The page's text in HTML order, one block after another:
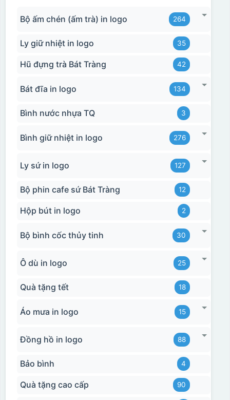
Hộp xi ly sứ
Bộ ấm chén (ấm trà) in logo 264
Ly giữ nhiệt in logo 35
Hũ đựng trà Bát Tràng 42
Bát đĩa in logo 134
Bình nước nhựa TQ 3
Bình giữ nhiệt in logo 276
Ly sứ in logo 127
Bộ phin cafe sứ Bát Tràng 12
Hộp bút in logo 2
Bộ bình cốc thủy tinh 30
Ô dù in logo 25
Quà tặng tết 18
Áo mưa in logo 15
Đồng hồ in logo 88
Bảo bình 4
Quà tặng cao cấp 90